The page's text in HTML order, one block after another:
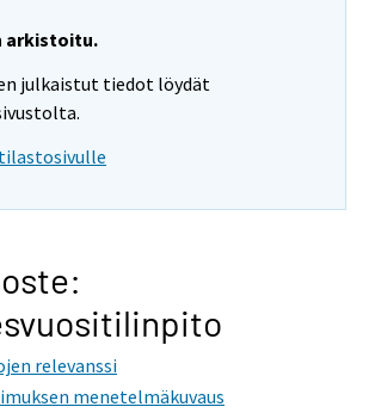
arkistoitu.
julkaistut tiedot löydät
relevanssi
menetelmäkuvaus